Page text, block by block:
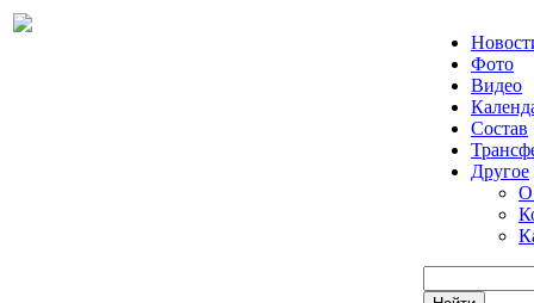
Фото
Видео
Состав
Другое
О